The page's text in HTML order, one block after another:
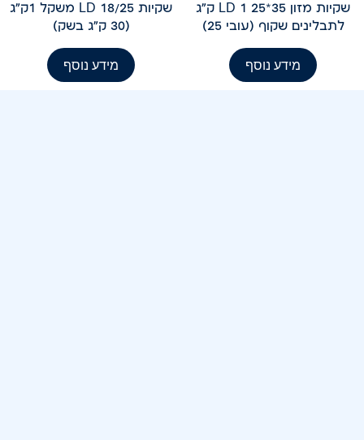
שקיות מזון 35*25 LD 1 ק"ג
לתבלינים שקוף (עובי 25)
מידע נוסף
שקיות LD 18/25 משקל 1ק"ג
(30 ק"ג בשק)
מידע נוסף